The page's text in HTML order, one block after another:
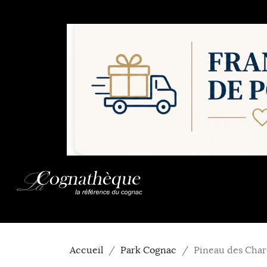
Accueil Park Cognac Pineau des